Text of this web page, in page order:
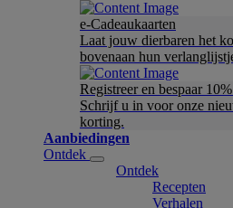
e-Cadeaukaarten
Laat jouw dierbaren het
bovenaan hun
Registreer en bespaar
Schrijf u in voor onze
korting.
Aanbiedingen
Ontdek
Ontdek
Recepten
Verhalen